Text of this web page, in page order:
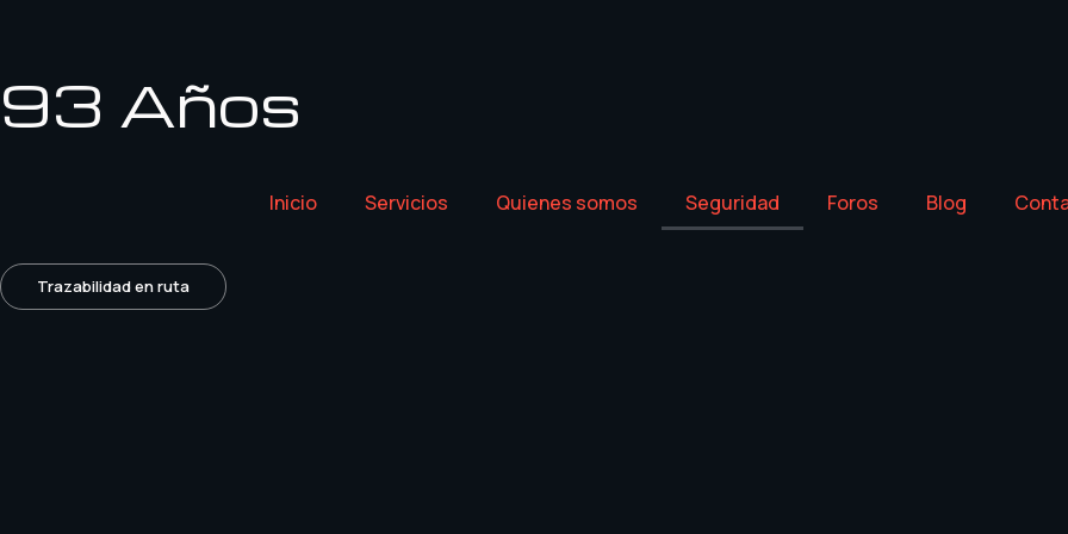
93 Años
Inicio Servicios Quienes somos Seguridad Foros Blog
Trazabilidad en ruta